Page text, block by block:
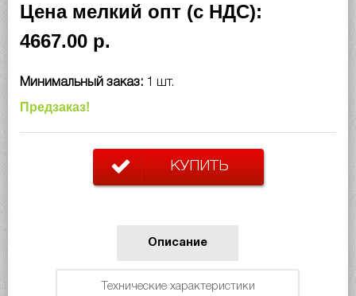
Цена мелкий опт (с НДС):
4667.00 р.
Минимальный заказ: 1 шт.
Предзаказ!
КУПИТЬ
Описание
Технические характеристики